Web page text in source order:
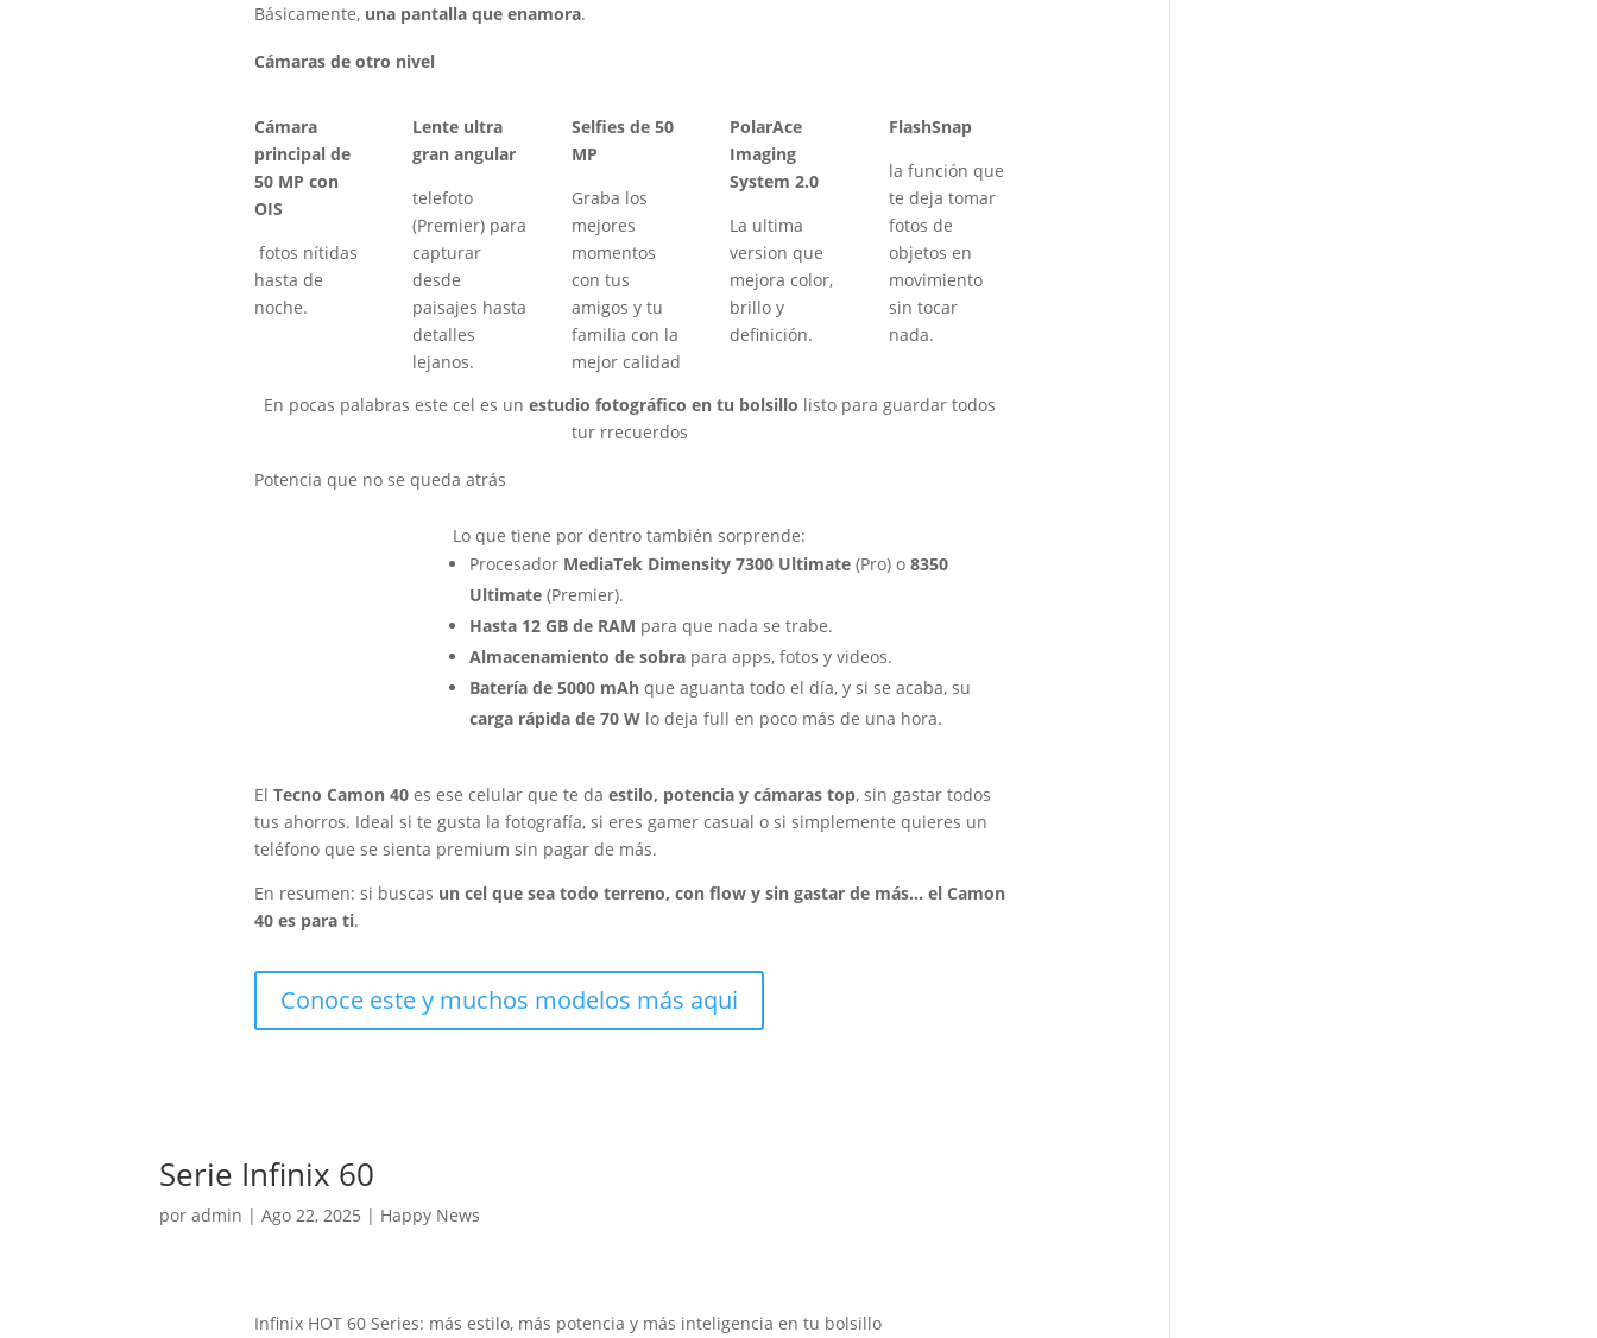
Básicamente, una pantalla que enamora.
Cámaras de otro nivel
Cámara
principal de
50 MP con
OIS
fotos nítidas
hasta de
noche.
Lente ultra
gran angular
telefoto
(Premier) para
capturar
desde
paisajes hasta
detalles
lejanos.
Selfies de 50
MP
Graba los
mejores
momentos
con tus
amigos y tu
familia con la
mejor calidad
PolarAce
Imaging
System 2.0
La ultima
version que
mejora color,
brillo y
definición.
FlashSnap
la función que
te deja tomar
fotos de
objetos en
movimiento
sin tocar
nada.
En pocas palabras este cel es unestudio fotográfico en tu bolsillo listo para guardar todos
tur rrecuerdos
Potencia que no se queda atrás
Lo que tiene por dentro también sorprende:
Procesador MediaTek Dimensity 7300 Ultimate(Pro) o 8350
Ultimate(Premier).
Hasta 12 GB de RAM para que nada se trabe.
Almacenamiento de sobrapara apps, fotos y videos.
Batería de 5000 mAhque aguanta todo el día, y si se acaba, su
carga rápida de 70 Wlo deja full en poco más de una hora.
El Tecno Camon 40es ese celular que te da estilo, potencia y cámaras top, sin gastar todos
tus ahorros. Ideal si te gusta la fotografía, si eres gamer casual o si simplemente quieres un
teléfono que se sienta premium sin pagar de más.
En resumen: si buscas un cel que sea todo terreno, con flow y sin gastar de más… el Camon
40 es para ti.
Conoce este y muchos modelos más aqui
Serie Infinix 60
poradmin |Ago 22, 2025 | Happy News
Infinix HOT 60 Series: más estilo, más potencia y más inteligencia en tu bolsillo